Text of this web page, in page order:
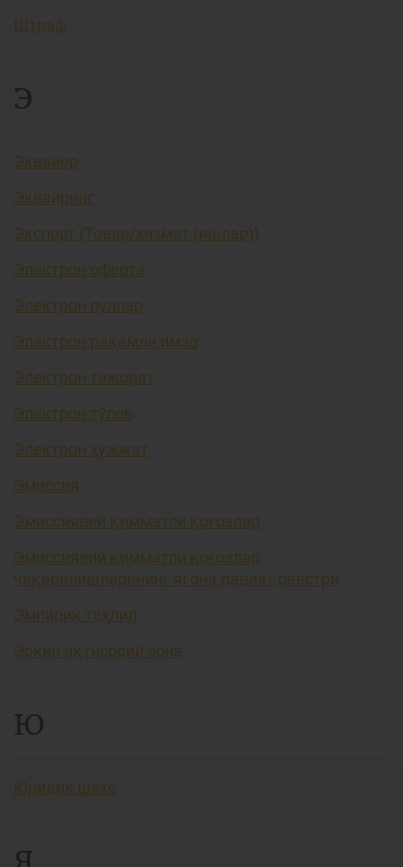
Штраф
Э
Эквайер
Эквайринг
Экспорт (Товар/хизмат (ишлар))
Электрон оферта
Электрон пуллар
Электрон рақамли имзо
Электрон тижорат
Электрон тўлов
Электрон ҳужжат
Эмиссия
Эмиссиявий қимматли қоғозлар
Эмиссиявий қимматли қоғозлар
чиқарилишларининг ягона давлат реестри
Эмпирик таҳлил
Эркин иқтисодий зона
Ю
Юридик шахс